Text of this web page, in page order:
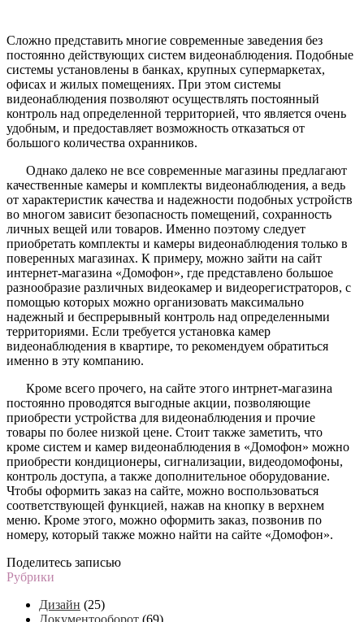
Сложно представить многие современные заведения без
постоянно действующих систем видеонаблюдения. Подобные
системы установлены в банках, крупных супермаркетах,
офисах и жилых помещениях. При этом системы
видеонаблюдения позволяют осуществлять постоянный
контроль над определенной территорией, что является очень
удобным, и предоставляет возможность отказаться от
большого количества охранников.
Однако далеко не все современные магазины предлагают
качественные камеры и комплекты видеонаблюдения, а ведь
от характеристик качества и надежности подобных устройств
во многом зависит безопасность помещений, сохранность
личных вещей или товаров. Именно поэтому следует
приобретать комплекты и камеры видеонаблюдения только в
поверенных магазинах. К примеру, можно зайти на сайт
интернет-магазина «Домофон», где представлено большое
разнообразие различных видеокамер и видеорегистраторов, с
помощью которых можно организовать максимально
надежный и беспрерывный контроль над определенными
территориями. Если требуется установка камер
видеонаблюдения в квартире, то рекомендуем обратиться
именно в эту компанию.
Кроме всего прочего, на сайте этого интрнет-магазина
постоянно проводятся выгодные акции, позволяющие
приобрести устройства для видеонаблюдения и прочие
товары по более низкой цене. Стоит также заметить, что
кроме систем и камер видеонаблюдения в «Домофон» можно
приобрести кондиционеры, сигнализации, видеодомофоны,
контроль доступа, а также дополнительное оборудование.
Чтобы оформить заказ на сайте, можно воспользоваться
соответствующей функцией, нажав на кнопку в верхнем
меню. Кроме этого, можно оформить заказ, позвонив по
номеру, который также можно найти на сайте «Домофон».
Поделитесь записью
Рубрики
Дизайн (25)
Документооборот (69)